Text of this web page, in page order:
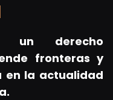
un derecho
fronteras y
en la actualidad